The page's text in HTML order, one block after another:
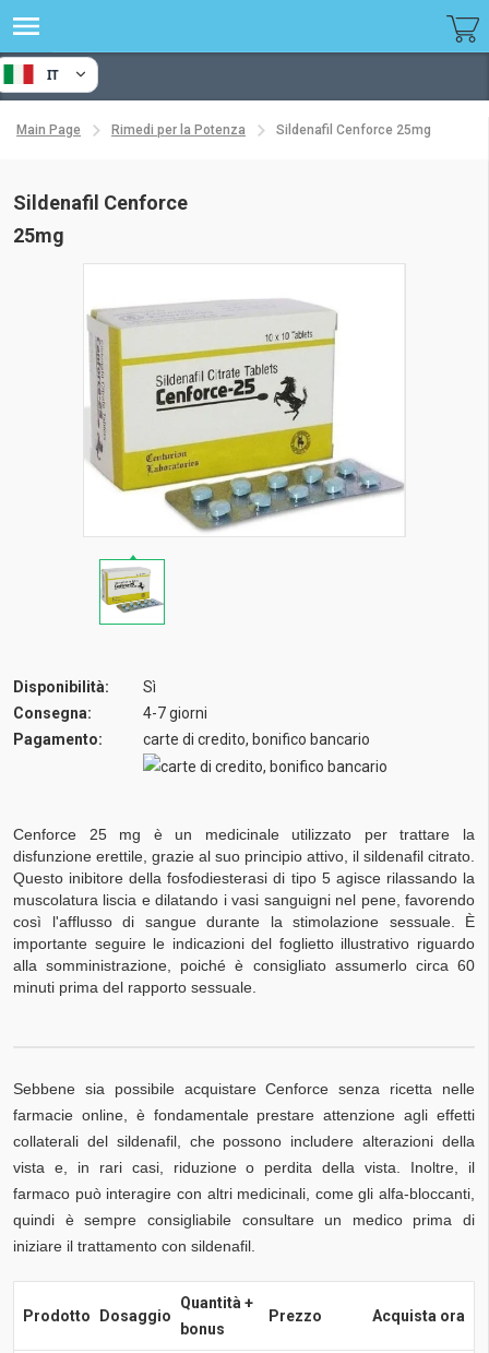
IT
Main Page Rimedi per la Potenza Sildenafil Cenforce 25mg
Sildenafil Cenforce
25mg
Disponibilità:
Sì
Consegna:
4-7 giorni
Pagamento:
carte di credito, bonifico bancario
Cenforce 25 mg è un medicinale utilizzato per trattare la
disfunzione erettile, grazie al suo principio attivo, il sildenafil citrato.
Questo inibitore della fosfodiesterasi di tipo 5 agisce rilassando la
muscolatura liscia e dilatando i vasi sanguigni nel pene, favorendo
così l'afflusso di sangue durante la stimolazione sessuale. È
importante seguire le indicazioni del foglietto illustrativo riguardo
alla somministrazione, poiché è consigliato assumerlo circa 60
minuti prima del rapporto sessuale.
Sebbene sia possibile acquistare Cenforce senza ricetta nelle
farmacie online, è fondamentale prestare attenzione agli effetti
collaterali del sildenafil, che possono includere alterazioni della
vista e, in rari casi, riduzione o perdita della vista. Inoltre, il
farmaco può interagire con altri medicinali, come gli alfa-bloccanti,
quindi è sempre consigliabile consultare un medico prima di
iniziare il trattamento con sildenafil.
Prodotto Dosaggio
Quantità +
bonus
Prezzo Acquista ora